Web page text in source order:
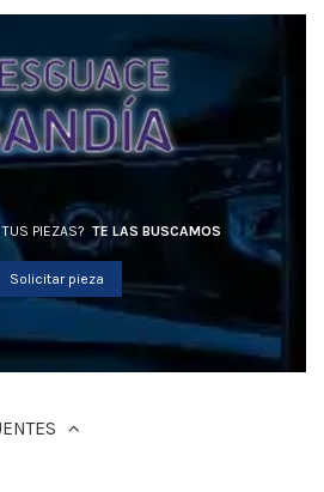
PIEZAS? TE LAS BUSCAMOS
Solicitar pieza